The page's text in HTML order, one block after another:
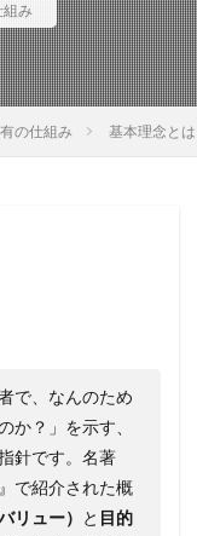
組み
の仕組み 基本理念と
で、なんのため
か？」を示す、
針です。名著
で紹介された概
リュー） と 目的